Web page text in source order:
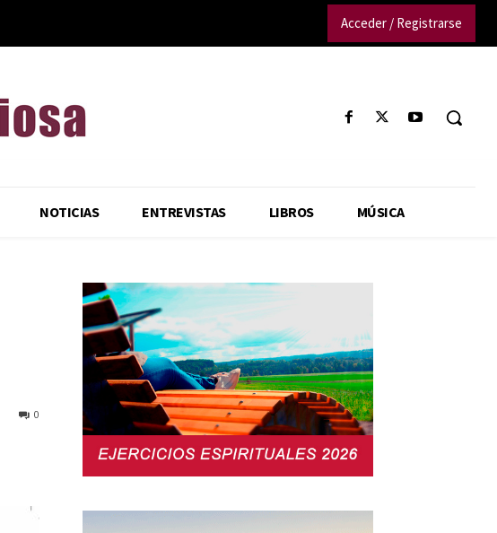
Acceder / Registrarse
NOTICIAS ENTREVISTAS LIBROS MÚSICA
0